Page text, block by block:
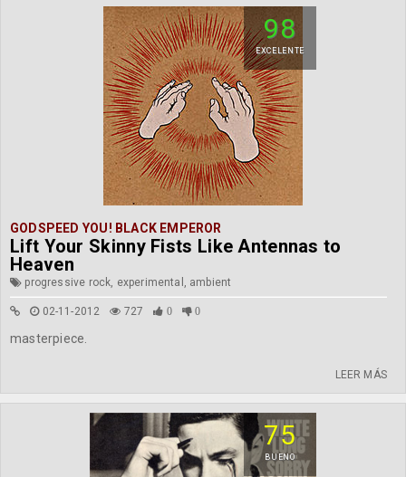
98
EXCELENTE
GODSPEED YOU! BLACK EMPEROR
Lift Your Skinny Fists Like Antennas to
Heaven
progressive rock, experimental, ambient
02-11-2012 727 0 0
masterpiece.
LEER MÁS
75
BUENO